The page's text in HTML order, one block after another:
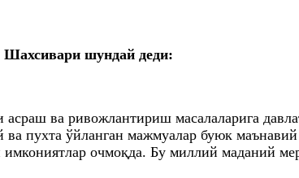
шундай деди:
ва ривожлантириш масалаларига
пухта ўйланган мажмуалар буюк
имкониятлар очмоқда. Бу миллий маданий